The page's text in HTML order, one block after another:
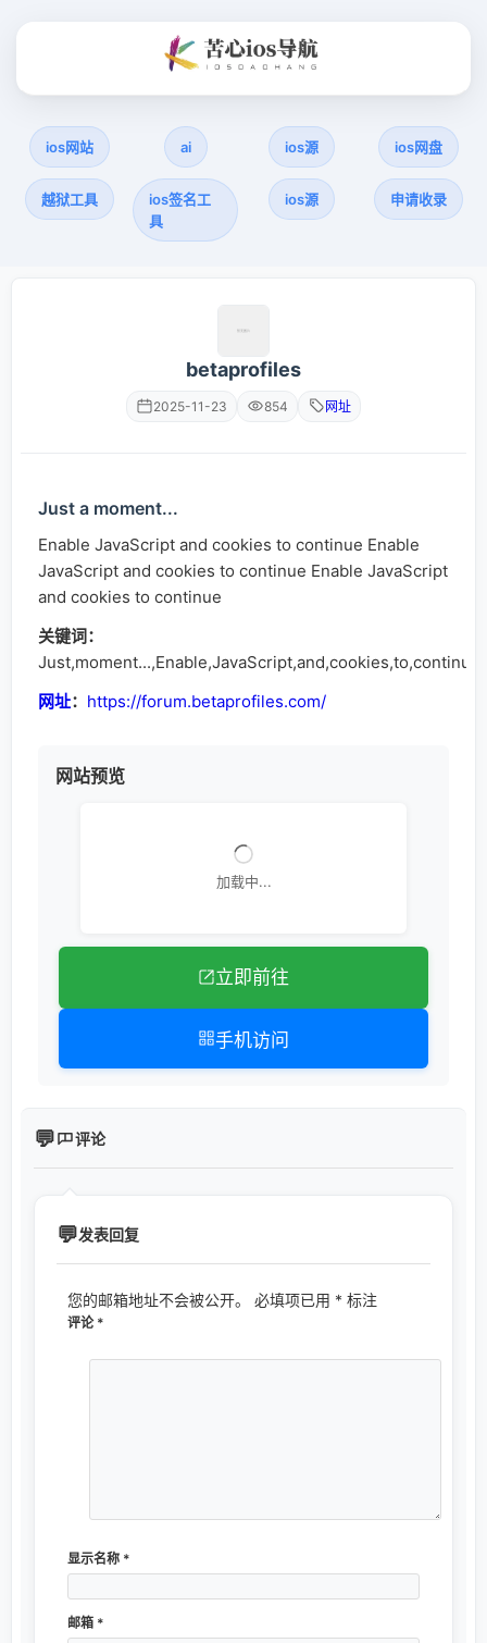
ios网站 ai ios源 ios网盘
越狱工具
ios签名工
具
ios源 申请收录
betaprofiles
2025-11-23 854 网址
Just a moment...
Enable JavaScript and cookies to continue Enable
JavaScript and cookies to continue Enable JavaScript
and cookies to continue
关键词：
Just,moment...,Enable,JavaScript,and,cookies,to,continue
网址： https://forum.betaprofiles.com/
网站预览
加载中...
立即前往
手机访问
评论
发表回复
您的邮箱地址不会被公开。 必填项已用 * 标注
评论 *
显示名称 *
邮箱 *